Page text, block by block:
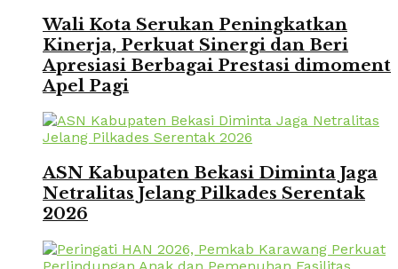
Wali Kota Serukan Peningkatkan
Kinerja, Perkuat Sinergi dan Beri
Apresiasi Berbagai Prestasi dimoment
Apel Pagi
ASN Kabupaten Bekasi Diminta Jaga
Netralitas Jelang Pilkades Serentak
2026